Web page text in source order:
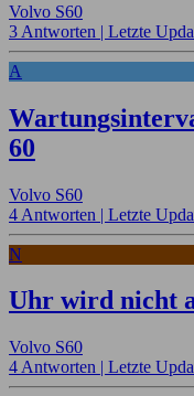
Volvo S60
3 Antworten | Letzte
A
60
Volvo S60
4 Antworten | Letzte
N
Uhr wird nicht
Volvo S60
4 Antworten | Letzte